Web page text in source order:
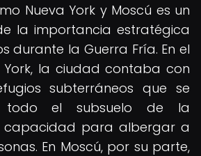
Nueva York y Moscú es un
la importancia estratégica
durante la Guerra Fría. En el
la ciudad contaba con
subterráneos que se
todo el subsuelo de la
capacidad para albergar a
En Moscú, por su parte,